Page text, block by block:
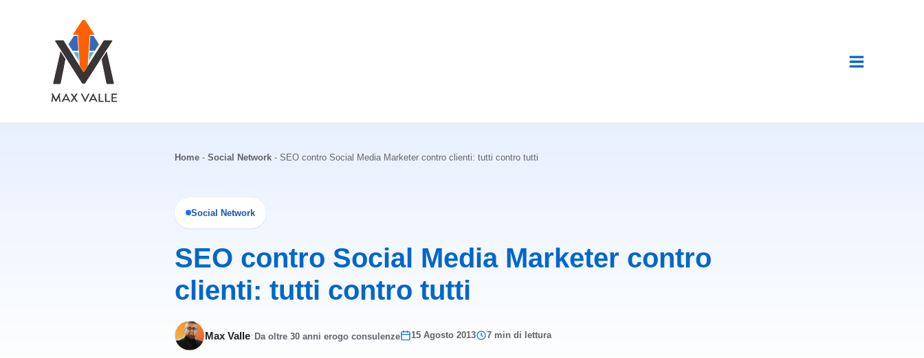
contenuto
Home - Social Network - SEO contro Social Media Marketer contro clienti: tutti contro tutti
Social Network
SEO contro Social Media Marketer contro
clienti: tutti contro tutti
Max Valle· Da oltre 30 anni erogo consulenze 15 Agosto 2013 7 min di lettura